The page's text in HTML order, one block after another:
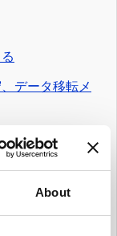
About
データ移転メ